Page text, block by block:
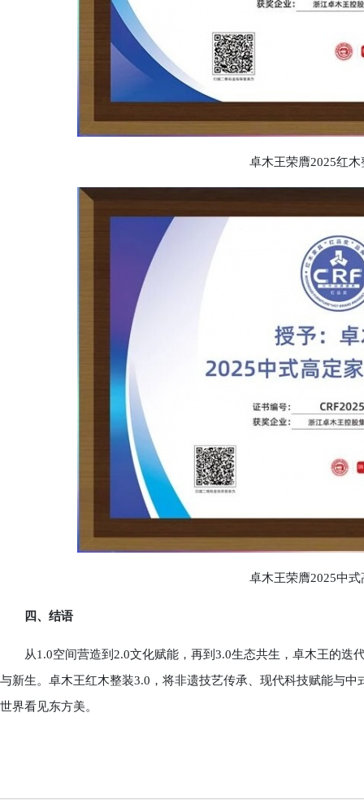
卓木王荣膺2025红木
卓木王荣膺2025中式
四、结语
从1.0空间营造到2.0文化赋能，再到3.0生态共生，卓木王的迭
与新生。卓木王红木整装3.0，将非遗技艺传承、现代科技赋能与
世界看见东方美。